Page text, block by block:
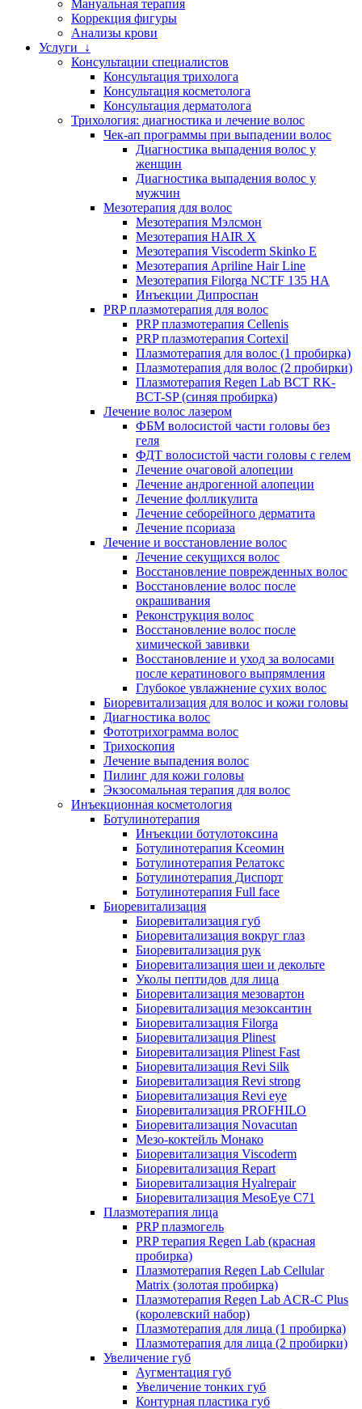
Мануальная терапия
Коррекция фигуры
Анализы крови
Услуги ↓
Консультации специалистов
Консультация трихолога
Консультация косметолога
Консультация дерматолога
Трихология: диагностика и лечение волос
Чек-ап программы при выпадении волос
Диагностика выпадения волос у
женщин
Диагностика выпадения волос у
мужчин
Мезотерапия для волос
Мезотерапия Мэлсмон
Мезотерапия HAIR X
Мезотерапия Viscoderm Skinko E
Мезотерапия Apriline Hair Line
Мезотерапия Filorga NCTF 135 HA
Инъекции Дипроспан
PRP плазмотерапия для волос
PRP плазмотерапия Cellenis
PRP плазмотерапия Cortexil
Плазмотерапия для волос (1 пробирка)
Плазмотерапия для волос (2 пробирки)
Плазмотерапия Regen Lab BCT RK-
BCT-SP (синяя пробирка)
Лечение волос лазером
ФБМ волосистой части головы без
геля
ФДТ волосистой части головы с гелем
Лечение очаговой алопеции
Лечение андрогенной алопеции
Лечение фолликулита
Лечение себорейного дерматита
Лечение псориаза
Лечение и восстановление волос
Лечение секущихся волос
Восстановление поврежденных волос
Восстановление волос после
окрашивания
Реконструкция волос
Восстановление волос после
химической завивки
Восстановление и уход за волосами
после кератинового выпрямления
Глубокое увлажнение сухих волос
Биоревитализация для волос и кожи головы
Диагностика волос
Фототрихограмма волос
Трихоскопия
Лечение выпадения волос
Пилинг для кожи головы
Экзосомальная терапия для волос
Инъекционная косметология
Ботулинотерапия
Инъекции ботулотоксина
Ботулинотерапия Ксеомин
Ботулинотерапия Релатокс
Ботулинотерапия Диспорт
Ботулинотерапия Full face
Биоревитализация
Биоревитализация губ
Биоревитализация вокруг глаз
Биоревитализация рук
Биоревитализация шеи и декольте
Уколы пептидов для лица
Биоревитализация мезовартон
Биоревитализация мезоксантин
Биоревитализация Filorga
Биоревитализация Plinest
Биоревитализация Plinest Fast
Биоревитализация Revi Silk
Биоревитализация Revi strong
Биоревитализация Revi eye
Биоревитализация PROFHILO
Биоревитализация Novacutan
Мезо-коктейль Монако
Биоревитализация Viscoderm
Биоревитализация Repart
Биоревитализация Hyalrepair
Биоревитализация MesoEye C71
Плазмотерапия лица
PRP плазмогель
PRP терапия Regen Lab (красная
пробирка)
Плазмотерапия Regen Lab Cellular
Matrix (золотая пробирка)
Плазмотерапия Regen Lab ACR-C Plus
(королевский набор)
Плазмотерапия для лица (1 пробирка)
Плазмотерапия для лица (2 пробирки)
Увеличение губ
Аугментация губ
Увеличение тонких губ
Контурная пластика губ